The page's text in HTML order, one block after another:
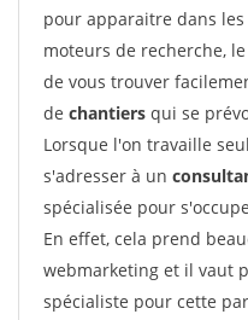
pour apparaitre dans
moteurs de recherche,
de vous trouver
de chantiers qui se
Lorsque l'on travaille
s'adresser à un
spécialisée pour
En effet, cela prend
webmarketing et il vaut
spécialiste pour cette